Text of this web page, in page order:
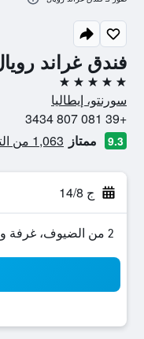
فندق غراند
5 نجوم
سورنتو، إيطاليا
+39 081 807 3434
9.3 ممتاز 1,063 من التقييمات تم التحقق منها
ج 14/8
2 من الضيوف، غرفة واحدة